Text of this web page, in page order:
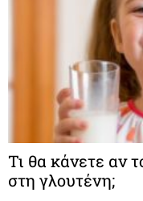
Τι θα κάνετε αν
στη γλουτένη;